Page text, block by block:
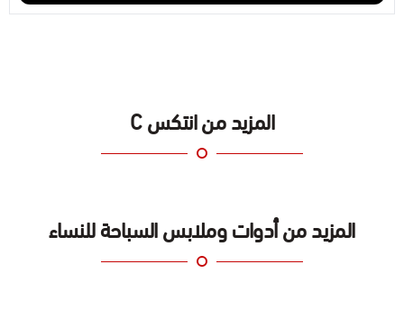
المزيد من انتكس C
المزيد من أدوات وملابس السباحة للنساء